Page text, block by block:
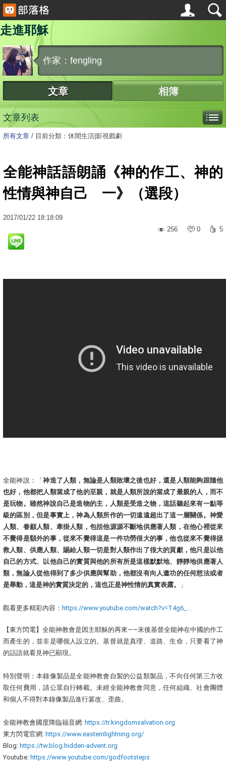
走進耶穌
作家：fengling
文章 相簿
文章列表
所有文章 / 目前分類：休閒生活|影視戲劇
全能神話語朗誦《神的作工、神的
性情與神自己 一》（選段）
2017/01/22 18:18:09
256
0 5
全能神說：「神造了人類，無論是人類敗壞之後也好，還是人類能夠跟隨他
也好，他都把人類當成了他的至親，就是人類所說的當成了最親的人，而不
是玩物。雖然神說自己是造物的主，人類是受造之物，這話聽起來有一點等
級的區別，但是事實上，神為人類所作的一切遠遠超出了這一層關係。神愛
人類、眷顧人類、牽掛人類，包括他源源不斷地供應著人類，在他心裡從來
不覺得是額外的事，從來不覺得這是一件功勞很大的事，他也從來不覺得拯
救人類、供應人類、賜給人類一切是對人類作出了很大的貢獻，他只是以他
自己的方式、以他自己的實質與他的所有所是這樣默默地、靜靜地供應著人
類，無論人從他得到了多少供應與幫助，他都沒有向人邀功的任何想法或者
是舉動，這是神的實質決定的，這也正是神性情的真實表露。
」
觀看更多精彩內容： https://www.youtube.com/watch?v=T4g6_...
【東方閃電】全能神教會是因主耶穌的再來——末後基督全能神在中國的作工
而產生的，並非是哪個人設立的。基督就是真理、道路、生命，只要看了神
的話語就看見神已顯現。
特別聲明：本錄像製品是全能神教會自製的公益類製品，不向任何第三方收
取任何費用，請公眾自行轉載。未經全能神教會同意，任何組織、社會團體
和個人不得對本錄像製品進行篡改、歪曲。
全能神教會國度降臨福音網: https://tr.kingdomsalvation.org
東方閃電官網: https://www.easternlightning.org/
Blog: https://tw.blog.hidden-advent.org
Youtube: https://www.youtube.com/godfootsteps